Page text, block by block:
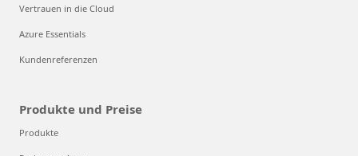
Vertrauen in die Cloud
Azure Essentials
Kundenreferenzen
Produkte und Preise
Produkte